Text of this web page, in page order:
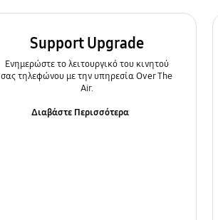
Support Upgrade
Ενημερώστε τo λειτουργικό του κινητού
σας τηλεφώνου με την υπηρεσία Over The
Air.
Διαβάστε Περισσότερα